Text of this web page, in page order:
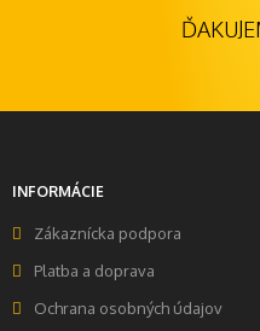
INFORMÁCIE
Zákaznícka podpora
Platba a doprava
Ochrana osobných údajov